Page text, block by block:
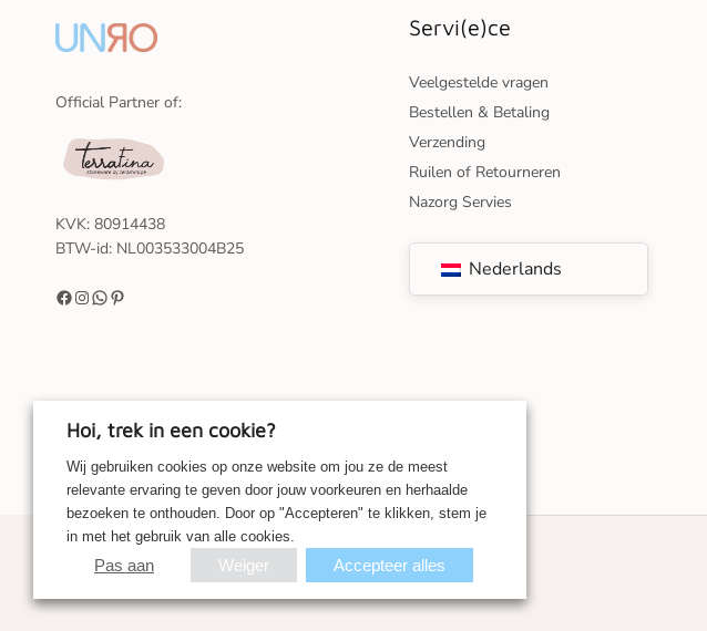
Official Partner of:
KVK: 80914438
BTW-id: NL003533004B25
Servi(e)ce
Veelgestelde vragen
Bestellen & Betaling
Verzending
Ruilen of Retourneren
Nazorg Servies
Nederlands
© 2026 - UNRO
Hoi, trek in een cookie?
Wij gebruiken cookies op onze website om jou ze de meest
relevante ervaring te geven door jouw voorkeuren en herhaalde
bezoeken te onthouden. Door op "Accepteren" te klikken, stem je
in met het gebruik van alle cookies.
Pas aan Weiger Accepteer alles